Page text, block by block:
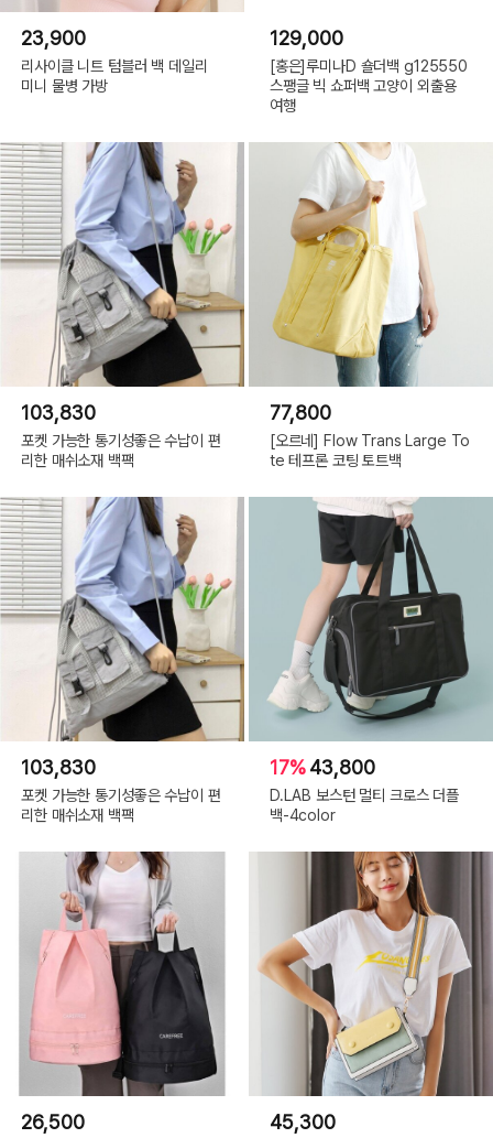
23,900
리사이클 니트 텀블러 백 데일리
미니 물병 가방
129,000
[홍은]루미나D 숄더백 g125550
스팽글 빅 쇼퍼백 고양이 외출용
여행
103,830
포켓 가능한 통기성좋은 수납이 편
리한 매쉬소재 백팩
77,800
[오르네] Flow Trans Large To
te 테프론 코팅 토트백
103,830
포켓 가능한 통기성좋은 수납이 편
리한 매쉬소재 백팩
17%43,800
D.LAB 보스턴 멀티 크로스 더플
백-4color
26,500 45,300